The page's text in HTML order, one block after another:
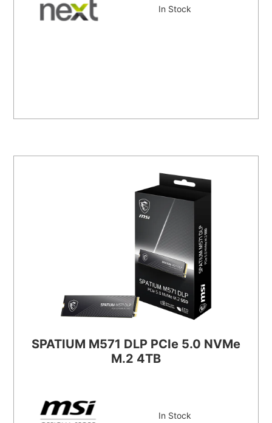
In Stock
SPATIUM M571 DLP PCIe 5.0 NVMe
M.2 4TB
In Stock